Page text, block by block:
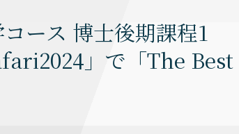
ース 博士後期課程1
」で「The Best